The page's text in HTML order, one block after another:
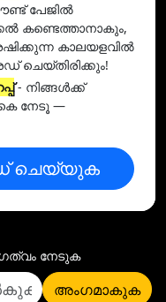
പേജിൽ
കണ്ടെത്താനാകും,
കാലയളവിൽ
ചെയ്‌തിരിക്കും!
- നിങ്ങൾക്ക്
നേടൂ —
ചെയ്യുക
നേടുക
അംഗമാകുക